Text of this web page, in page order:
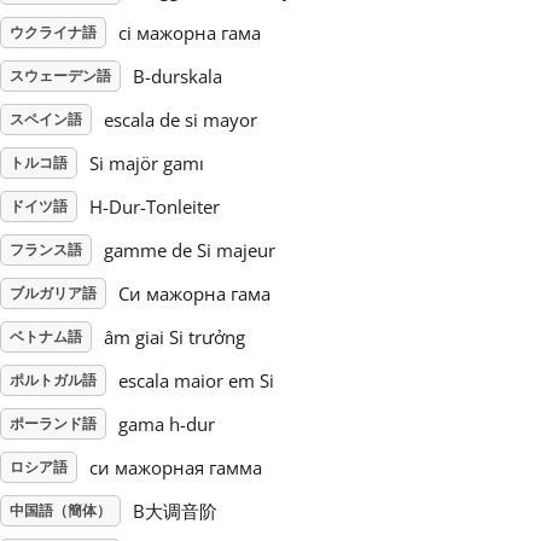
Русский
Svenska
Tiếng Việt
Türkçe
Українська
简体中文
繁體中文
ウクライナ語 сі мажорна гама
スウェーデン語 B-durskala
スペイン語 escala de si mayor
トルコ語 Si majör gamı
ドイツ語 H-Dur-Tonleiter
フランス語 gamme de Si majeur
ブルガリア語 Си мажорна гама
ベトナム語 âm giai Si trưởng
ポルトガル語 escala maior em Si
ポーランド語 gama h-dur
ロシア語 си мажорная гамма
中国語（簡体） B大调音阶